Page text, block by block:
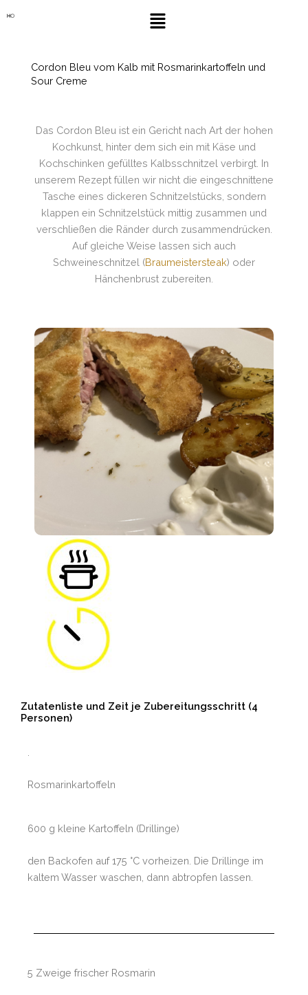
Menü
Cordon Bleu vom Kalb mit Rosmarinkartoffeln und
Sour Creme
Das Cordon Bleu ist ein Gericht nach Art der hohen
Kochkunst, hinter dem sich ein mit Käse und
Kochschinken gefülltes Kalbsschnitzel verbirgt. In
unserem Rezept füllen wir nicht die eingeschnittene
Tasche eines dickeren Schnitzelstücks, sondern
klappen ein Schnitzelstück mittig zusammen und
verschließen die Ränder durch zusammendrücken.
Auf gleiche Weise lassen sich auch
Schweineschnitzel (Braumeistersteak) oder
Hänchenbrust zubereiten.
Zutatenliste und Zeit je Zubereitungsschritt (4
Personen)
Rosmarinkartoffeln
600 g kleine Kartoffeln (Drillinge)
den Backofen auf 175 °C vorheizen. Die Drillinge im
kaltem Wasser waschen, dann abtropfen lassen.
5 Zweige frischer Rosmarin